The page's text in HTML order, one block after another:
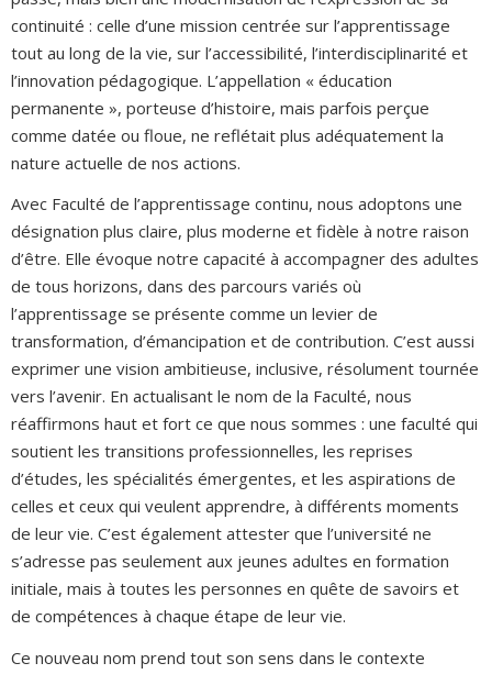
continuité : celle d’une mission centrée sur l’apprentissage
tout au long de la vie, sur l’accessibilité, l’interdisciplinarité et
l’innovation pédagogique. L’appellation « éducation
permanente », porteuse d’histoire, mais parfois perçue
comme datée ou floue, ne reflétait plus adéquatement la
nature actuelle de nos actions.
Avec Faculté de l’apprentissage continu, nous adoptons une
désignation plus claire, plus moderne et fidèle à notre raison
d’être. Elle évoque notre capacité à accompagner des adultes
de tous horizons, dans des parcours variés où
l’apprentissage se présente comme un levier de
transformation, d’émancipation et de contribution. C’est aussi
exprimer une vision ambitieuse, inclusive, résolument tournée
vers l’avenir. En actualisant le nom de la Faculté, nous
réaffirmons haut et fort ce que nous sommes : une faculté qui
soutient les transitions professionnelles, les reprises
d’études, les spécialités émergentes, et les aspirations de
celles et ceux qui veulent apprendre, à différents moments
de leur vie. C’est également attester que l’université ne
s’adresse pas seulement aux jeunes adultes en formation
initiale, mais à toutes les personnes en quête de savoirs et
de compétences à chaque étape de leur vie.
Ce nouveau nom prend tout son sens dans le contexte